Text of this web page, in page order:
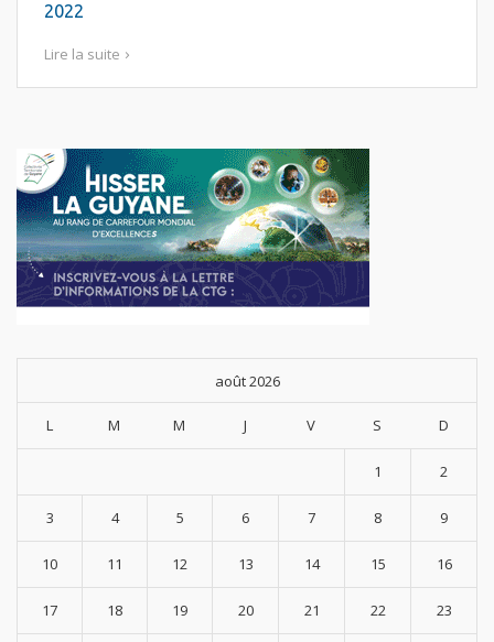
2022
Lire la suite
août 2026
L M M J V S D
1 2
3 4 5 6 7 8 9
10 11 12 13 14 15 16
17 18 19 20 21 22 23